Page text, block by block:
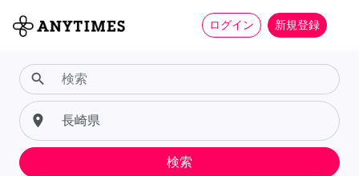
ログイン 新規登録
search
place
検索